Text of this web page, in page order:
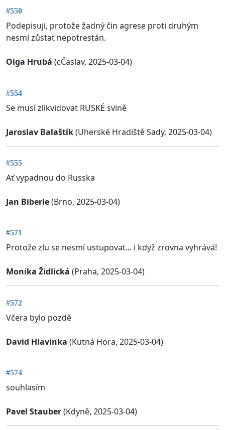
#550
Podepisuji, protože žadný čin agrese proti druhým
nesmí zůstat nepotrestán.
Olga Hrubá (cČaslav, 2025-03-04)
#554
Se musí zlikvidovat RUSKÉ svině
Jaroslav Balaštík(Uherské Hradiště Sady, 2025-03-04)
#555
Ať vypadnou do Russka
Jan Biberle(Brno, 2025-03-04)
#571
Protože zlu se nesmí ustupovat... i když zrovna vyhrává!
Monika Židlická (Praha, 2025-03-04)
#572
Včera bylo pozdě
David Hlavinka (Kutná Hora, 2025-03-04)
#574
souhlasím
Pavel Stauber(Kdyně, 2025-03-04)